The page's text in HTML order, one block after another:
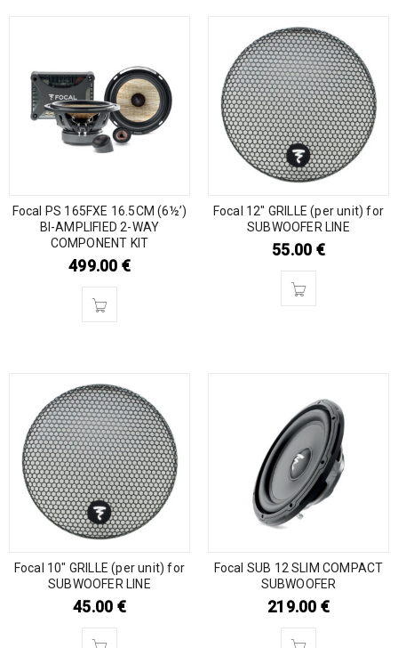
Focal PS 165FXE 16.5CM (6½’)
BI-AMPLIFIED 2-WAY
COMPONENT KIT
499.00 €
Focal 12″ GRILLE (per unit) for
SUBWOOFER LINE
55.00 €
Focal 10″ GRILLE (per unit) for
SUBWOOFER LINE
45.00 €
Focal SUB 12 SLIM COMPACT
SUBWOOFER
219.00 €